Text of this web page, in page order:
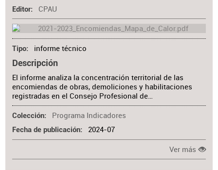
Editor CPAU
Tipo informe técnico
Descripción
El informe analiza la concentración territorial de las
encomiendas de obras, demoliciones y habilitaciones
registradas en el Consejo Profesional de…
Colección Programa Indicadores
Fecha de publicación 2024-07
Ver más